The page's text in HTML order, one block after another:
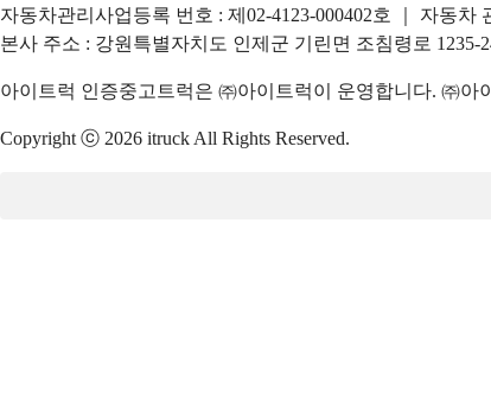
자동차관리사업등록 번호 : 제02-4123-000402호 ｜ 자동
본사 주소 : 강원특별자치도 인제군 기린면 조침령로
아이트럭 인증중고트럭은 ㈜아이트럭이 운영합니다. ㈜
Copyright ⓒ 2026 itruck All Rights Reserved.